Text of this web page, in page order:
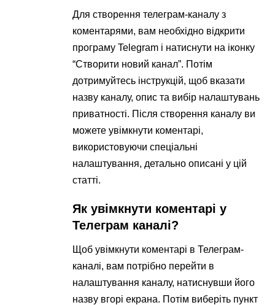
Для створення телеграм-каналу з
коментарями, вам необхідно відкрити
програму Telegram і натиснути на іконку
“Створити новий канал”. Потім
дотримуйтесь інструкцій, щоб вказати
назву каналу, опис та вибір налаштувань
приватності. Після створення каналу ви
можете увімкнути коментарі,
використовуючи спеціальні
налаштування, детально описані у цій
статті.
Як увімкнути коментарі у
Телеграм каналі?
Щоб увімкнути коментарі в Телеграм-
каналі, вам потрібно перейти в
налаштування каналу, натиснувши його
назву вгорі екрана. Потім виберіть пункт